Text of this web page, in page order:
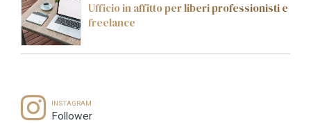
Ufficio in affitto per liberi professionisti e
freelance
INSTAGRAM
Follower